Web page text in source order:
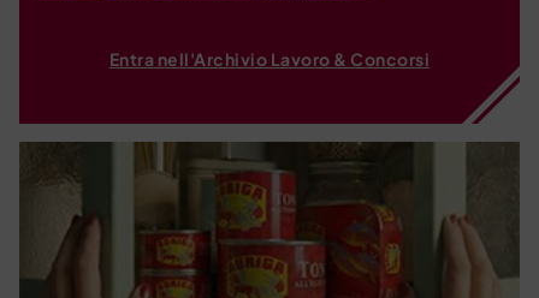
Entra nell'Archivio Lavoro & Concorsi